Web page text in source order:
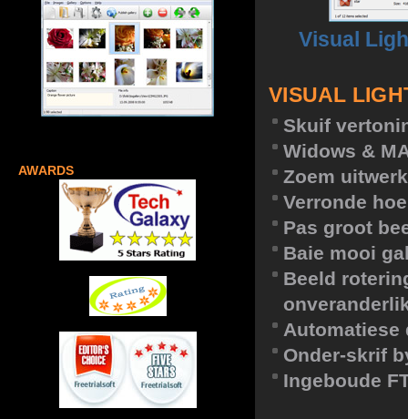
AWARDS
Visual
VISUAL
Skuif
Widows &
Zoem
Verronde
Pas groot
Baie mooi
Beeld
Automatiese
Onder-skrif
Ingeboude